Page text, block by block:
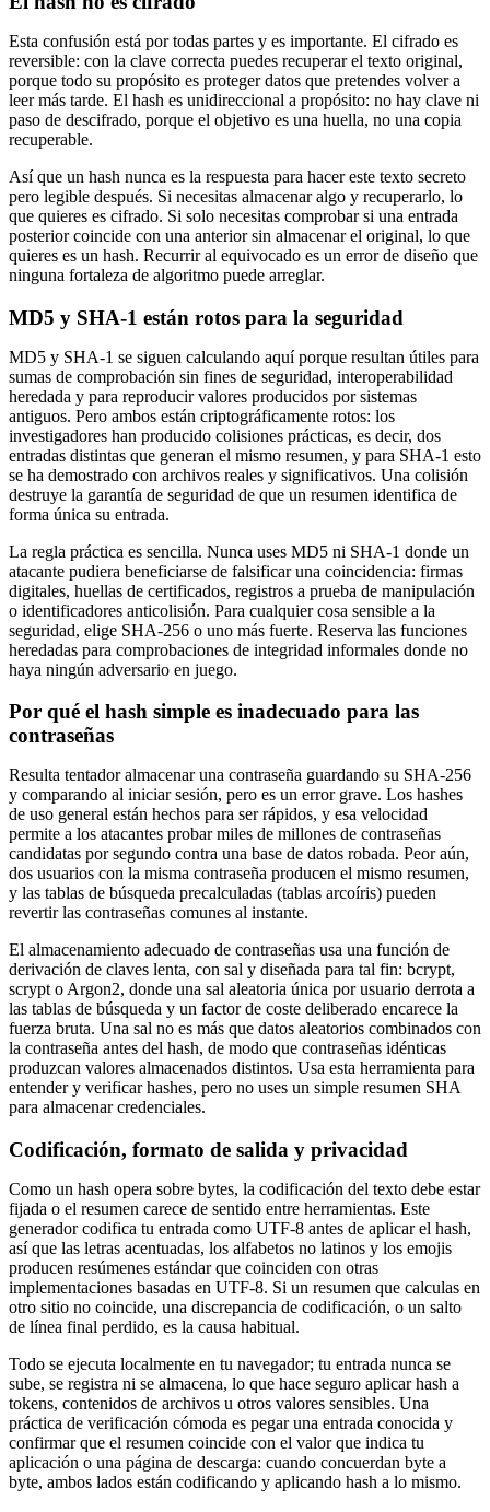
Esta confusión está por todas partes y es importante. El cifrado es
reversible: con la clave correcta puedes recuperar el texto original,
porque todo su propósito es proteger datos que pretendes volver a
leer más tarde. El hash es unidireccional a propósito: no hay clave ni
paso de descifrado, porque el objetivo es una huella, no una copia
recuperable.
Así que un hash nunca es la respuesta para hacer este texto secreto
pero legible después. Si necesitas almacenar algo y recuperarlo, lo
que quieres es cifrado. Si solo necesitas comprobar si una entrada
posterior coincide con una anterior sin almacenar el original, lo que
quieres es un hash. Recurrir al equivocado es un error de diseño que
ninguna fortaleza de algoritmo puede arreglar.
MD5 y SHA-1 están rotos para la seguridad
MD5 y SHA-1 se siguen calculando aquí porque resultan útiles para
sumas de comprobación sin fines de seguridad, interoperabilidad
heredada y para reproducir valores producidos por sistemas
antiguos. Pero ambos están criptográficamente rotos: los
investigadores han producido colisiones prácticas, es decir, dos
entradas distintas que generan el mismo resumen, y para SHA-1 esto
se ha demostrado con archivos reales y significativos. Una colisión
destruye la garantía de seguridad de que un resumen identifica de
forma única su entrada.
La regla práctica es sencilla. Nunca uses MD5 ni SHA-1 donde un
atacante pudiera beneficiarse de falsificar una coincidencia: firmas
digitales, huellas de certificados, registros a prueba de manipulación
o identificadores anticolisión. Para cualquier cosa sensible a la
seguridad, elige SHA-256 o uno más fuerte. Reserva las funciones
heredadas para comprobaciones de integridad informales donde no
haya ningún adversario en juego.
Por qué el hash simple es inadecuado para las
contraseñas
Resulta tentador almacenar una contraseña guardando su SHA-256
y comparando al iniciar sesión, pero es un error grave. Los hashes
de uso general están hechos para ser rápidos, y esa velocidad
permite a los atacantes probar miles de millones de contraseñas
candidatas por segundo contra una base de datos robada. Peor aún,
dos usuarios con la misma contraseña producen el mismo resumen,
y las tablas de búsqueda precalculadas (tablas arcoíris) pueden
revertir las contraseñas comunes al instante.
El almacenamiento adecuado de contraseñas usa una función de
derivación de claves lenta, con sal y diseñada para tal fin: bcrypt,
scrypt o Argon2, donde una sal aleatoria única por usuario derrota a
las tablas de búsqueda y un factor de coste deliberado encarece la
fuerza bruta. Una sal no es más que datos aleatorios combinados con
la contraseña antes del hash, de modo que contraseñas idénticas
produzcan valores almacenados distintos. Usa esta herramienta para
entender y verificar hashes, pero no uses un simple resumen SHA
para almacenar credenciales.
Codificación, formato de salida y privacidad
Como un hash opera sobre bytes, la codificación del texto debe estar
fijada o el resumen carece de sentido entre herramientas. Este
generador codifica tu entrada como UTF-8 antes de aplicar el hash,
así que las letras acentuadas, los alfabetos no latinos y los emojis
producen resúmenes estándar que coinciden con otras
implementaciones basadas en UTF-8. Si un resumen que calculas en
otro sitio no coincide, una discrepancia de codificación, o un salto
de línea final perdido, es la causa habitual.
Todo se ejecuta localmente en tu navegador; tu entrada nunca se
sube, se registra ni se almacena, lo que hace seguro aplicar hash a
tokens, contenidos de archivos u otros valores sensibles. Una
práctica de verificación cómoda es pegar una entrada conocida y
confirmar que el resumen coincide con el valor que indica tu
aplicación o una página de descarga: cuando concuerdan byte a
byte, ambos lados están codificando y aplicando hash a lo mismo.